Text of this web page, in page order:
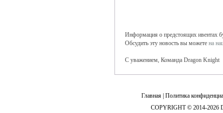
Информация о предстоящих ивентах
Обсудить эту новость вы можете на
С уважением, Команда Dragon Knight
Главная Политика
COPYRIGHT © 2014-2026